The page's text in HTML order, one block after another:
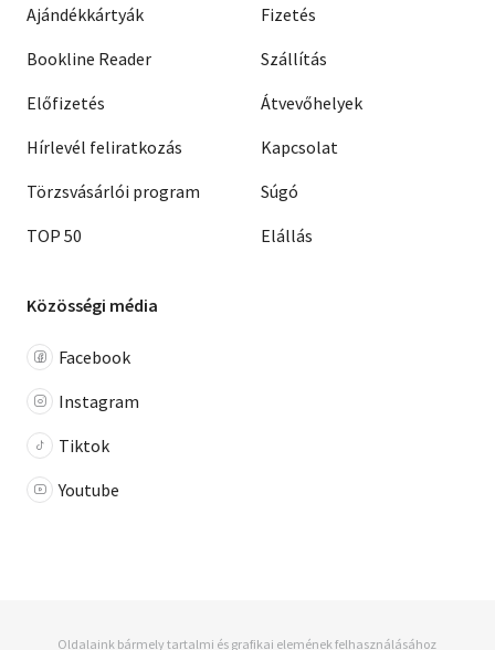
Ajándékkártyák
Bookline Reader
Előfizetés
Hírlevél feliratkozás
Törzsvásárlói program
TOP 50
Fizetés
Szállítás
Átvevőhelyek
Kapcsolat
Súgó
Elállás
Közösségi média
Facebook
Instagram
Tiktok
Youtube
Oldalaink bármely tartalmi és grafikai elemének felhasználásához